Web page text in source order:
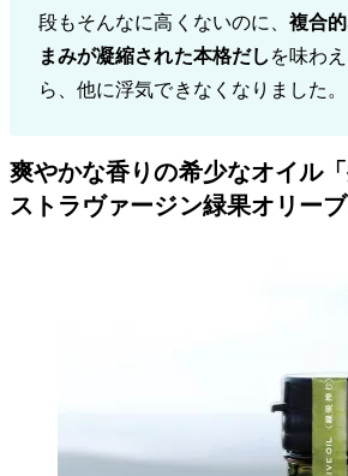
段もそんなに高くないのに、複合
まみが凝縮された本格だし を味わ
ら、他に浮気できなくなりました。
爽やかな香りの希少なオイル
ストラヴァージン緑果オリーブ